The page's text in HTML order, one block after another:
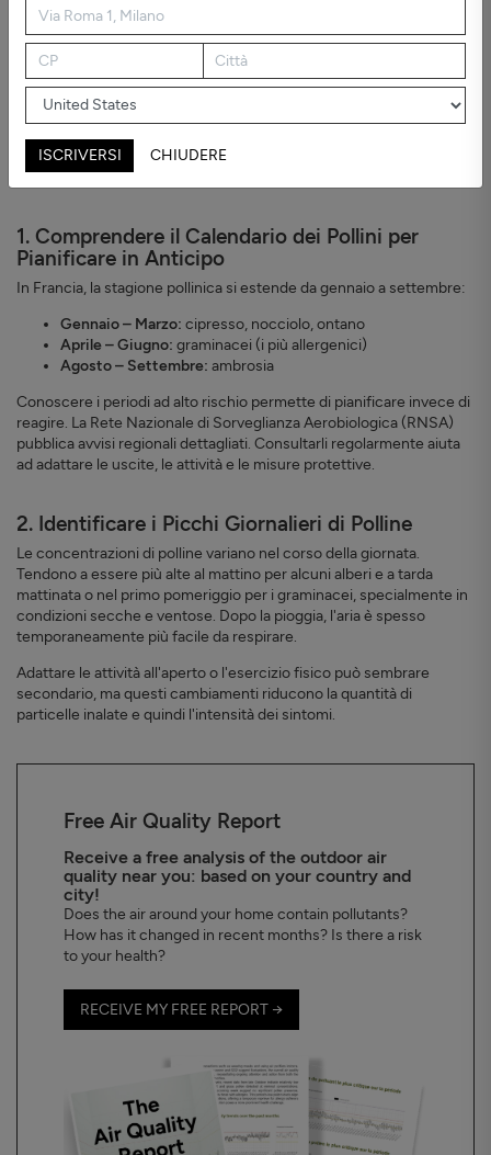
1. Comprendere il Calendario dei Pollini per
Pianificare in Anticipo
In Francia, la stagione pollinica si estende da gennaio a settembre:
Gennaio – Marzo: cipresso, nocciolo, ontano
Aprile – Giugno: graminacei (i più allergenici)
Agosto – Settembre: ambrosia
Conoscere i periodi ad alto rischio permette di pianificare invece di
reagire. La Rete Nazionale di Sorveglianza Aerobiologica (RNSA)
pubblica avvisi regionali dettagliati. Consultarli regolarmente aiuta
ad adattare le uscite, le attività e le misure protettive.
2. Identificare i Picchi Giornalieri di Polline
Le concentrazioni di polline variano nel corso della giornata.
Tendono a essere più alte al mattino per alcuni alberi e a tarda
mattinata o nel primo pomeriggio per i graminacei, specialmente in
condizioni secche e ventose. Dopo la pioggia, l'aria è spesso
temporaneamente più facile da respirare.
Adattare le attività all'aperto o l'esercizio fisico può sembrare
secondario, ma questi cambiamenti riducono la quantità di
particelle inalate e quindi l'intensità dei sintomi.
Free Air Quality Report
Receive a free analysis of the outdoor air
quality near you: based on your country and
city!
Does the air around your home contain pollutants?
How has it changed in recent months? Is there a risk
to your health?
RECEIVE MY FREE REPORT →
ISCRIVERSI CHIUDERE